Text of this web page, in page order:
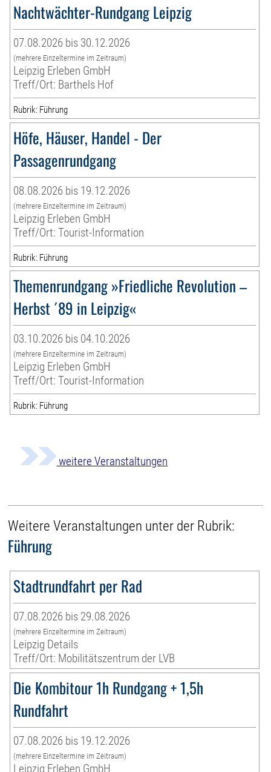
Nachtwächter-Rundgang Leipzig
07.08.2026 bis 30.12.2026
(mehrere Einzeltermine im Zeitraum)
Leipzig Erleben GmbH
Treff/Ort: Barthels Hof
Rubrik: Führung
Höfe, Häuser, Handel - Der
Passagenrundgang
08.08.2026 bis 19.12.2026
(mehrere Einzeltermine im Zeitraum)
Leipzig Erleben GmbH
Treff/Ort: Tourist-Information
Rubrik: Führung
Themenrundgang »Friedliche Revolution –
Herbst ´89 in Leipzig«
03.10.2026 bis 04.10.2026
(mehrere Einzeltermine im Zeitraum)
Leipzig Erleben GmbH
Treff/Ort: Tourist-Information
Rubrik: Führung
weitere Veranstaltungen
Weitere Veranstaltungen unter der Rubrik:
Führung
Stadtrundfahrt per Rad
07.08.2026 bis 29.08.2026
(mehrere Einzeltermine im Zeitraum)
Leipzig Details
Treff/Ort: Mobilitätszentrum der LVB
Die Kombitour 1h Rundgang + 1,5h
Rundfahrt
07.08.2026 bis 19.12.2026
(mehrere Einzeltermine im Zeitraum)
Leipzig Erleben GmbH